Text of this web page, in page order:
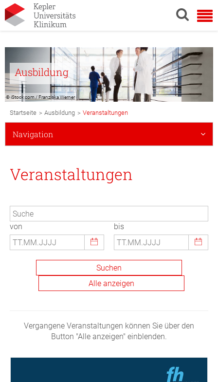
Ausbildung
© iStock.com / Franziska Werner
Breadcrumb
Navigation
Startseite > Ausbildung > Veranstaltungen
Subnavigation
Mobile
Navigation
Veranstaltungen
von bis
Vergangene Veranstaltungen können Sie über den
Button "Alle anzeigen" einblenden.